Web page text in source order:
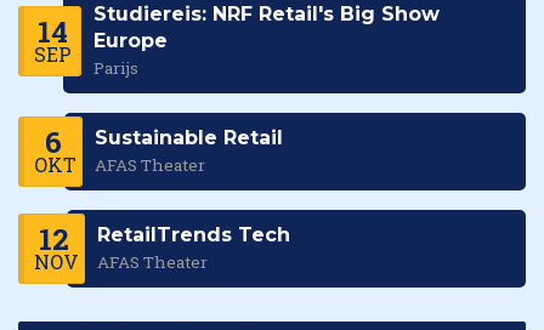
14
SEP
Studiereis: NRF Retail's Big Show
Europe
Parijs
6
OKT
Sustainable Retail
AFAS Theater
12
NOV
RetailTrends Tech
AFAS Theater